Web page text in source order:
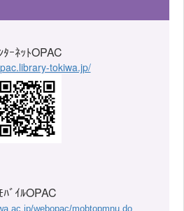
ﾀｰﾈｯﾄOPAC
tokiwa.jp/
ﾊﾞｲﾙOPAC
webopac/mobtopmnu.do